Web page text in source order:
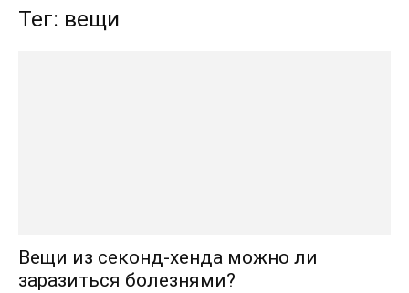
Тег: вещи
Вещи из секонд-хенда можно ли
заразиться болезнями?